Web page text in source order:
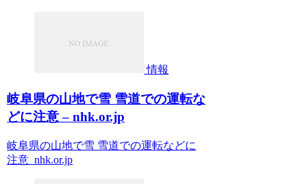
情報
岐阜県の山地で雪 雪道での運転な
どに注意 – nhk.or.jp
岐阜県の山地で雪 雪道での運転などに
注意 nhk.or.jp